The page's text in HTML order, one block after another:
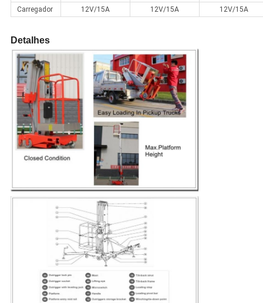
Carregador 12V/15A 12V/15A 12V/15A
Detalhes